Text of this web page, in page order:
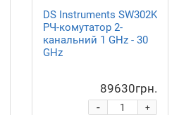
DS Instruments SW302K
РЧ-комутатор 2-
канальний 1 GHz - 30
GHz
89630грн.
+
-